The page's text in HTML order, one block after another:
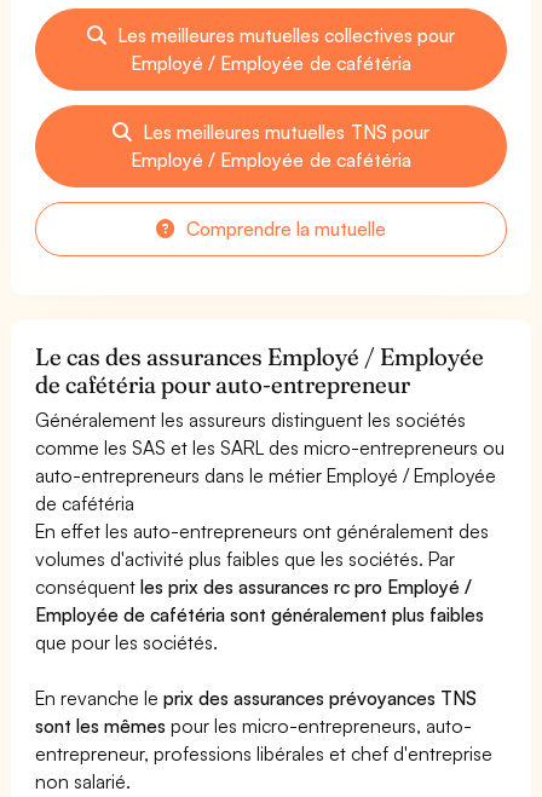
Les meilleures mutuelles collectives pour
Employé / Employée de cafétéria
Les meilleures mutuelles TNS pour
Employé / Employée de cafétéria
Comprendre la mutuelle
Le cas des assurances Employé / Employée
de cafétéria pour auto-entrepreneur
Généralement les assureurs distinguent les sociétés
comme les SAS et les SARL des micro-entrepreneurs ou
auto-entrepreneurs dans le métier Employé / Employée
de cafétéria
En effet les auto-entrepreneurs ont généralement des
volumes d'activité plus faibles que les sociétés. Par
conséquentles prix des assurances rc pro Employé /
Employée de cafétéria sont généralement plus faibles
que pour les sociétés.
En revanche leprix des assurances prévoyances TNS
sont les mêmes pour les micro-entrepreneurs, auto-
entrepreneur, professions libérales et chef d'entreprise
non salarié.